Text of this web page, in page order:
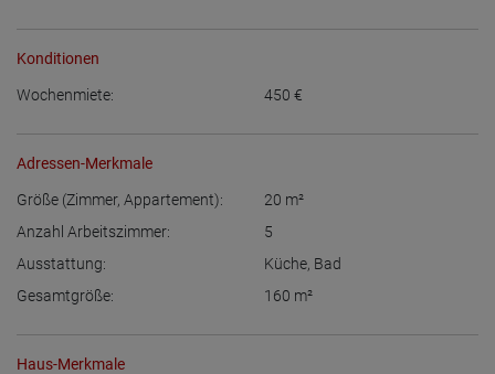
Konditionen
Wochenmiete: 450 €
Adressen-Merkmale
Größe (Zimmer, Appartement): 20 m²
Anzahl Arbeitszimmer:
5
Ausstattung:
Küche, Bad
Gesamtgröße:
160 m²
Haus-Merkmale